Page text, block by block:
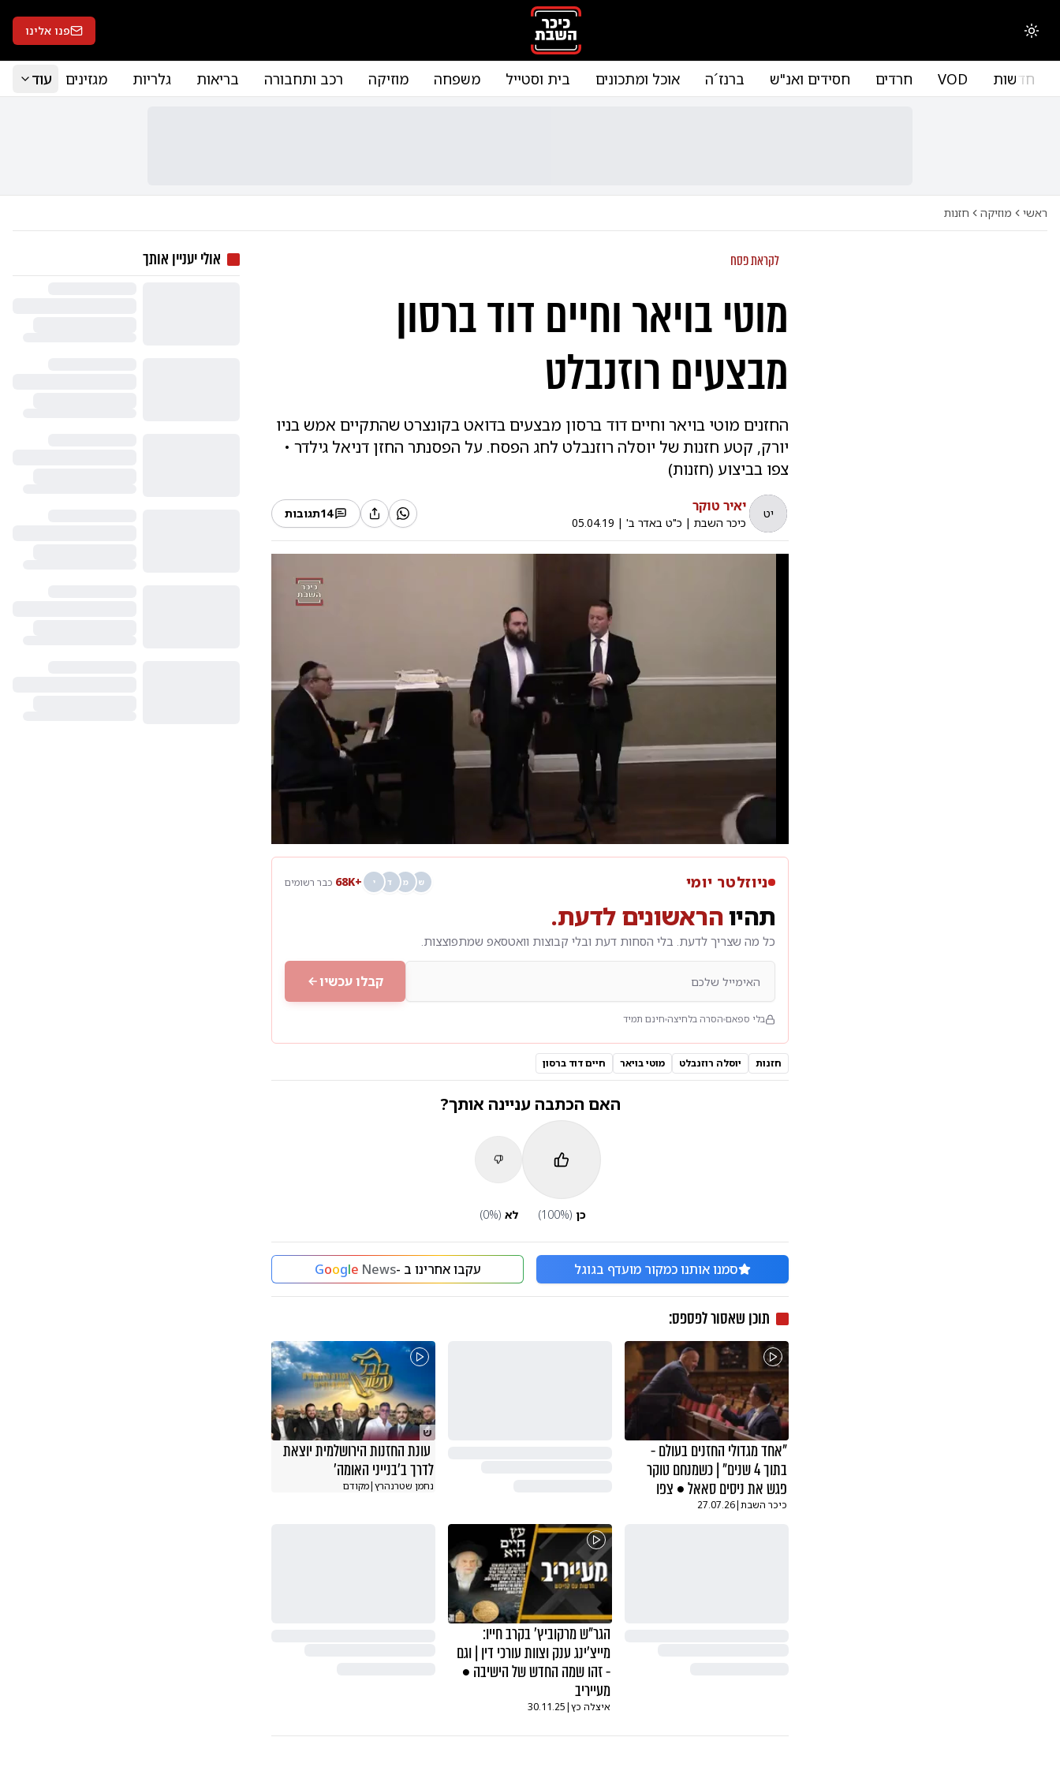
החלפת מצב תצוגה פנו אלינו
חדשות VOD חרדים חסידים ואנ"ש ברנז´ה אוכל ומתכונים בית וסטייל משפחה מוזיקה רכב ותחבורה בריאות גלריות מגזינים עוד
ראשי מוזיקה חזנות
לקראת פסח
מוטי בויאר וחיים דוד ברסון
מבצעים רוזנבלט
החזנים מוטי בויאר וחיים דוד ברסון מבצעים בדואט בקונצרט שהתקיים אמש בניו
יורק, קטע חזנות של יוסלה רוזנבלט לחג הפסח. על הפסנתר החזן דניאל גילדר •
צפו בביצוע (חזנות)
יט יאיר טוקר
כיכר השבת| כ"ט באדר ב' |
05.04.19
14תגובות
ניוזלטר יומי ש מ ד י +68K כבר רשומים
תהיוהראשונים לדעת.
כל מה שצריך לדעת. בלי הסחות דעת ובלי קבוצות וואטסאפ שמתפוצצות.
קבלו עכשיו
בלי ספאם הסרה בלחיצה חינם תמיד
חזנות יוסלה רוזנבלט מוטי בויאר חיים דוד ברסון
האם הכתבה עניינה אותך?
כן (
100%) לא (
0%)
סמנו אותנו כמקור מועדף בגוגל עקבו אחרינו ב - Google News
תוכן שאסור לפספס:
"אחד מגדולי החזנים בעולם -
בתוך 4 שנים" | כשמנחם טוקר
פגש את ניסים סאאל • צפו
כיכר השבת|
27.07.26
ש
עונת החזנות הירושלמית יוצאת
לדרך ב'בנייני האומה'
נחמן שטרנהרץ|מקודם
הגר"ש מרקוביץ' בקרב חייו:
מייצ'ינג ענק וצוות עורכי דין | וגם
- זהו שמה החדש של הישיבה •
מעייריב
איצלה כץ|
30.11.25
אולי יעניין אותך